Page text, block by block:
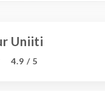
Uniiti
4.9 / 5